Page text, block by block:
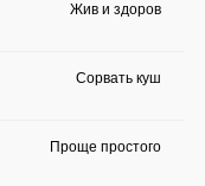
Жив и здоров
Сорвать куш
Проще простого